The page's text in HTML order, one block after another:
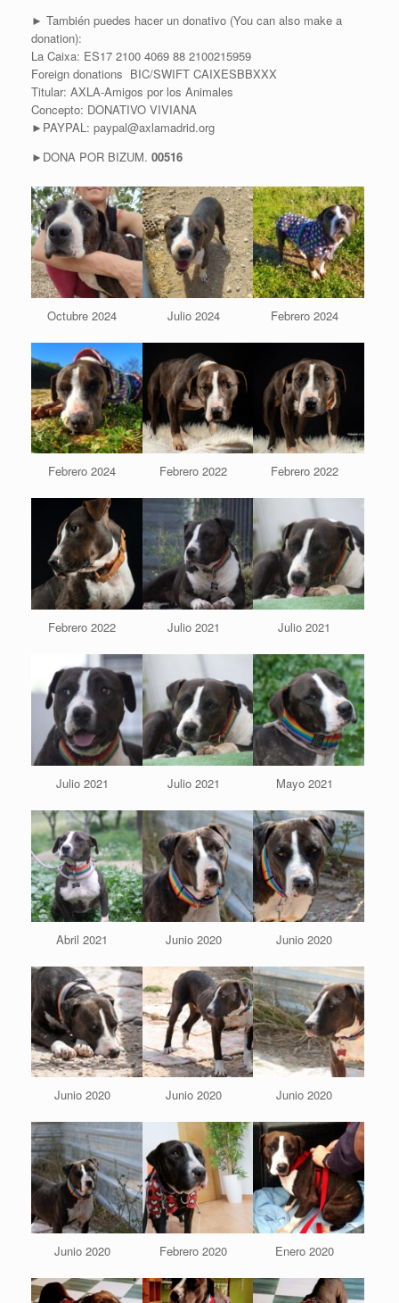
► También puedes hacer un donativo (You can also make a
donation):
La Caixa: ES17 2100 4069 88 2100215959
Foreign donations BIC/SWIFT CAIXESBBXXX
Titular: AXLA-Amigos por los Animales
Concepto: DONATIVO VIVIANA
►PAYPAL: paypal@axlamadrid.org
►DONA POR BIZUM. 00516
Octubre 2024 Julio 2024 Febrero 2024
Febrero 2024 Febrero 2022 Febrero 2022
Febrero 2022 Julio 2021 Julio 2021
Julio 2021 Julio 2021 Mayo 2021
Abril 2021 Junio 2020 Junio 2020
Junio 2020 Junio 2020 Junio 2020
Junio 2020 Febrero 2020 Enero 2020